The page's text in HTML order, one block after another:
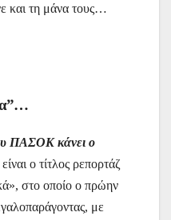
και τη μάνα τους…
ΠΑΣΟΚ κάνει ο
είναι ο τίτλος ρεπορτάζ
στο οποίο ο πρώην
με